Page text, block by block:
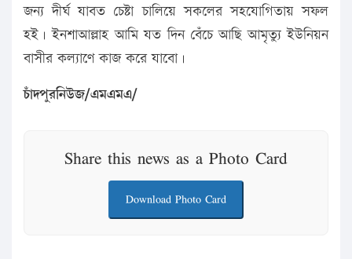
জন্য দীর্ঘ যাবত চেষ্টা চালিয়ে সকলের সহযোগিতায় সফল
হই। ইনশাআল্লাহ আমি যত দিন বেঁচে আছি আমৃত্যু ইউনিয়ন
বাসীর কল্যাণে কাজ করে যাবো।
চাঁদপুরনিউজ/এমএমএ/
Share this news as a Photo Card
Download Photo Card